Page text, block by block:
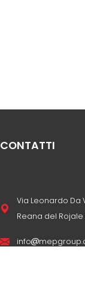
CONTATTI
Via Leonardo Da
Reana del Rojale
info